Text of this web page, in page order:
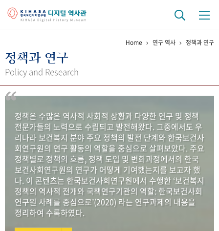
걸어온 길 기관 변천사
연구 역사
정책과 연구 키워드로 보는 연구 역사
연구자들
간행물 변천사
기록물 아카이브
사진 아카이브 문서 기록물 행정박물 영상 기록물
50+1주년 기념
성과 50선 숫자로 보는 50년
Home 연구 역사 정책과 연구
정책과 연구
Policy and Research
정책은 수많은 역사적 사회적 상황과 다양한 연구 및 정책
전문가들의 노력으로 수립되고 발전해왔다. 그중에서도 우
리나라 보건복지 분야 주요 정책의 발전 단계와 한국보건사
회연구원의 연구 활동의 역할을 중심으로 살펴보았다. 주요
정책별로 정책의 흐름, 정책 도입 및 변화과정에서의 한국
보건사회연구원의 연구가 어떻게 기여했는지를 보고자 했
다. 이 콘텐츠는 한국보건사회연구원에서 수행한 ‘보건복지
정책의 역사적 전개와 국책연구기관의 역할: 한국보건사회
연구원 사례를 중심으로’(2020) 라는 연구과제의 내용을
정리하여 수록하였다.